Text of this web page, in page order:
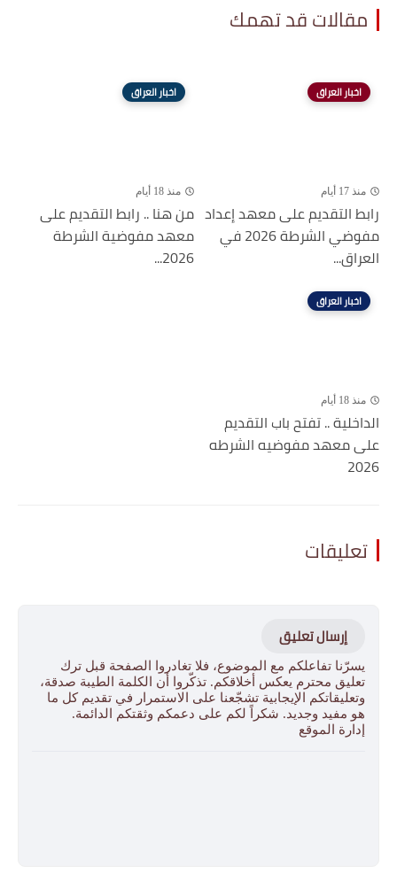
مقالات قد تهمك
اخبار العراق
منذ 17 أيام
رابط التقديم على معهد إعداد
مفوضي الشرطة 2026 في
العراق...
اخبار العراق
منذ 18 أيام
من هنا .. رابط التقديم على
معهد مفوضية الشرطة
2026...
اخبار العراق
منذ 18 أيام
الداخلية .. تفتح باب التقديم
على معهد مفوضيه الشرطه
2026
تعليقات
إرسال تعليق
يسرّنا تفاعلكم مع الموضوع، فلا تغادروا الصفحة قبل ترك
تعليق محترم يعكس أخلاقكم. تذكّروا أن الكلمة الطيبة صدقة،
وتعليقاتكم الإيجابية تشجّعنا على الاستمرار في تقديم كل ما
هو مفيد وجديد. شكراً لكم على دعمكم وثقتكم الدائمة.
إدارة الموقع